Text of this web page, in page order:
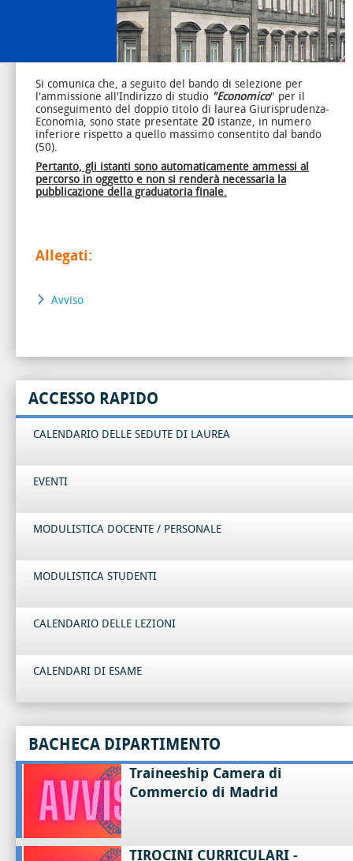
Si comunica che, a seguito del bando di selezione per
l'ammissione all'Indirizzo di studio "Economico" per il
conseguimento del doppio titolo di laurea Giurisprudenza-
Economia, sono state presentate 20 istanze, in numero
inferiore rispetto a quello massimo consentito dal bando
(50).
Pertanto, gli istanti sono automaticamente ammessi al
percorso in oggetto e non si renderà necessaria la
pubblicazione della graduatoria finale.
Allegati:
Avviso
ACCESSO RAPIDO
CALENDARIO DELLE SEDUTE DI LAUREA
EVENTI
MODULISTICA DOCENTE / PERSONALE
MODULISTICA STUDENTI
CALENDARIO DELLE LEZIONI
CALENDARI DI ESAME
BACHECA DIPARTIMENTO
Traineeship Camera di
Commercio di Madrid
TIROCINI CURRICULARI -